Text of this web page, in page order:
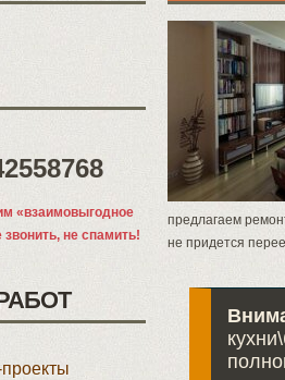
«взаимовыгодное
не спамить!
предлагаем
не придется